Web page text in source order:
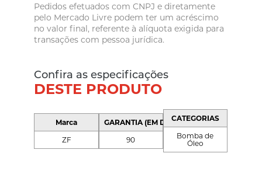
Pedidos efetuados com CNPJ e diretamente
pelo Mercado Livre podem ter um acréscimo
no valor final, referente à alíquota exigida para
transações com pessoa jurídica.
Confira as especificações
DESTE PRODUTO
Marca
ZF
GARANTIA (EM DIAS)
90
CATEGORIAS
Bomba de
Óleo